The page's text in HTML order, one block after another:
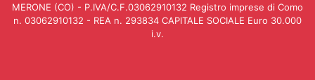
MERONE (CO) - P.IVA/C.F.03062910132 Registro imprese di Como
n. 03062910132 - REA n. 293834 CAPITALE SOCIALE Euro 30.000
i.v.